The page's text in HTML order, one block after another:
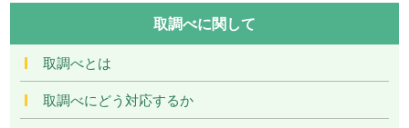
取調べに関して
取調べとは
取調べにどう対応するか